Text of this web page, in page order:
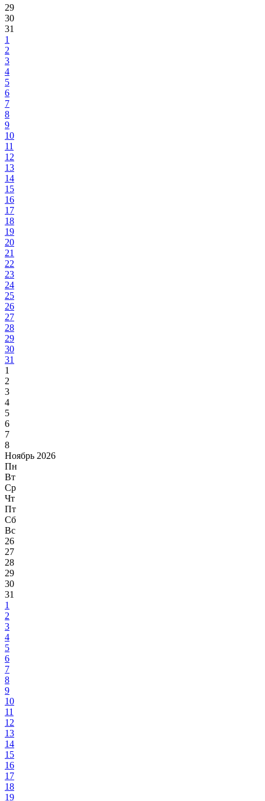
29
30
31
1
2
3
4
5
6
7
8
9
10
11
12
13
14
15
16
17
18
19
20
21
22
23
24
25
26
27
28
29
30
31
1
2
3
4
5
6
7
8
Ноябрь 2026
Пн
Вт
Ср
Чт
Пт
Сб
Вс
26
27
28
29
30
31
1
2
3
4
5
6
7
8
9
10
11
12
13
14
15
16
17
18
19